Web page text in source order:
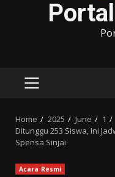
PRIMARY
Home 2025 June
1
Ditunggu 253 Siswa, Ini
Spensa Sinjai
Acara Resmi